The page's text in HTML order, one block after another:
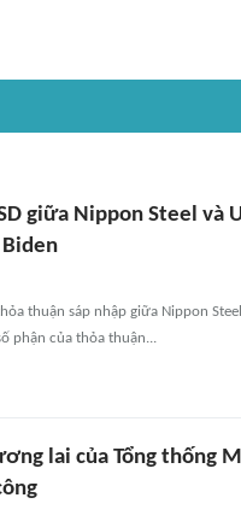
giữa Nippon Steel và
thuận sáp nhập giữa Nippon Steel
phận của thỏa thuận...
lai của Tổng thống